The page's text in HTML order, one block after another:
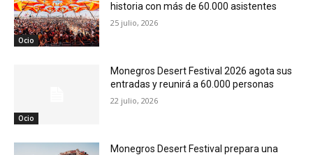
Ocio
historia con más de 60.000 asistentes
25 julio, 2026
Ocio
Monegros Desert Festival 2026 agota sus
entradas y reunirá a 60.000 personas
22 julio, 2026
Monegros Desert Festival prepara una